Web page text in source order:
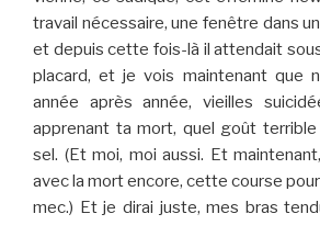
travail nécessaire, une fenêtre dans
et depuis cette fois-là il attendait
placard, et je vois maintenant que
année après année, vieilles
apprenant ta mort, quel goût
sel. (Et moi, moi aussi. Et
avec la mort encore, cette course
mec.) Et je dirai juste, mes bras